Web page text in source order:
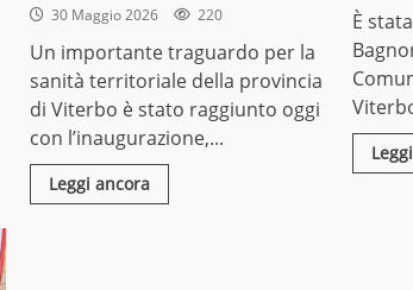
30 Maggio 2026 220
Un importante traguardo per la
sanità territoriale della provincia
di Viterbo è stato raggiunto oggi
con l’inaugurazione,...
Leggi ancora
È